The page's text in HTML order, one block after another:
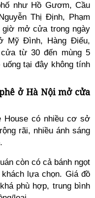
như Hồ Gươm, Cầu
Thị Định, Phạm
mở cửa trong ngày
Mỹ Đình, Hàng Điếu,
từ 30 đến mùng 5
tại đây không tính
ở Hà Nội mở cửa
House có nhiều cơ sở
rãi, nhiều ánh sáng
còn có cả bánh ngọt
lựa chọn. Giá đồ
phù hợp, trung bình